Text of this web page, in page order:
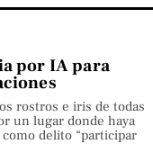
por IA para
rostros e iris de todas
un lugar donde haya
delito “participar